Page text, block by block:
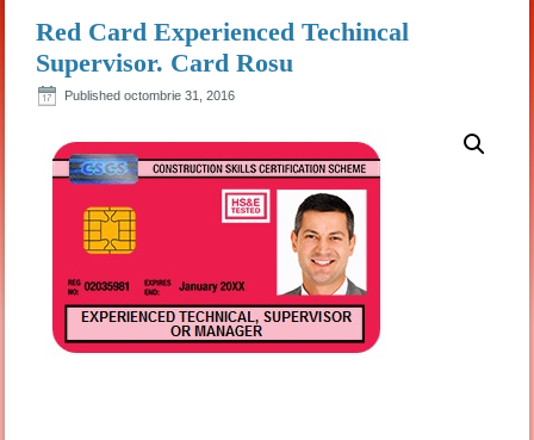
Red Card Experienced Techincal
Supervisor. Card Rosu
Published octombrie 31, 2016